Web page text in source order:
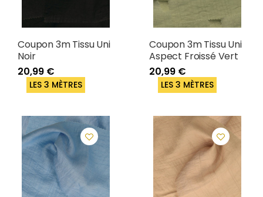
Coupon 3m Tissu Uni
Noir
20,99 €
LES 3 MÈTRES
Coupon 3m Tissu Uni
Aspect Froissé Vert
20,99 €
LES 3 MÈTRES